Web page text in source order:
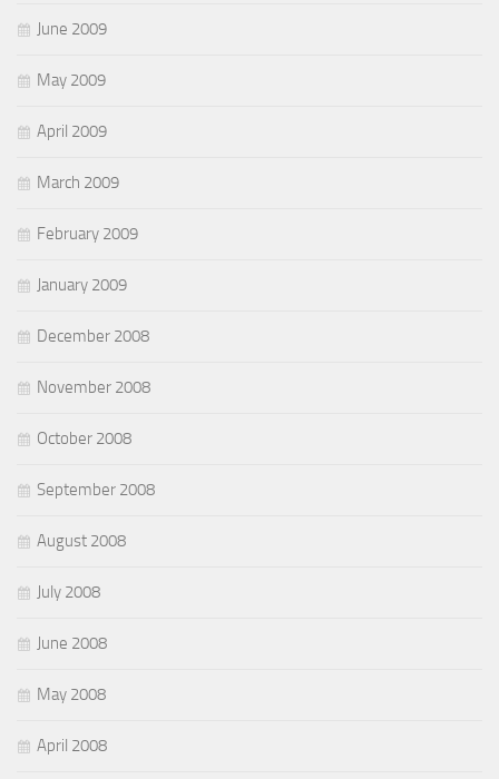
June 2009
May 2009
April 2009
March 2009
February 2009
January 2009
December 2008
November 2008
October 2008
September 2008
August 2008
July 2008
June 2008
May 2008
April 2008